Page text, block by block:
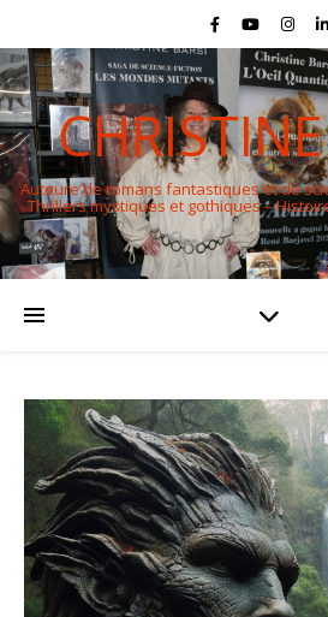
Auteure de romans fantastiques et de
Thrillers mystiques et gothiques –